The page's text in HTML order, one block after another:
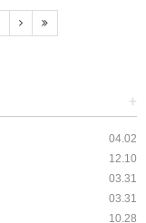
+
04.02
12.10
03.31
03.31
10.28